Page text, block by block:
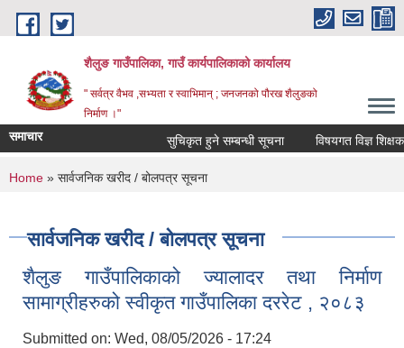
Skip to main content
शैलुङ गाउँपालिका, गाउँ कार्यपालिकाको कार्यालय
" सर्वत्र वैभव ,सभ्यता र स्वाभिमान् ; जनजनको पौरख शैलुङको
निर्माण ।"
समाचार सुचिकृत हुने सम्बन्धी सूचना विषयगत विज्ञ
You are here
Home » सार्वजनिक खरीद / बोलपत्र सूचना
सार्वजनिक खरीद / बोलपत्र सूचना
शैलुङ गाउँपालिकाको ज्यालादर तथा निर्माण
सामाग्रीहरुको स्वीकृत गाउँपालिका दररेट , २०८३
Submitted on: Wed, 08/05/2026 - 17:24